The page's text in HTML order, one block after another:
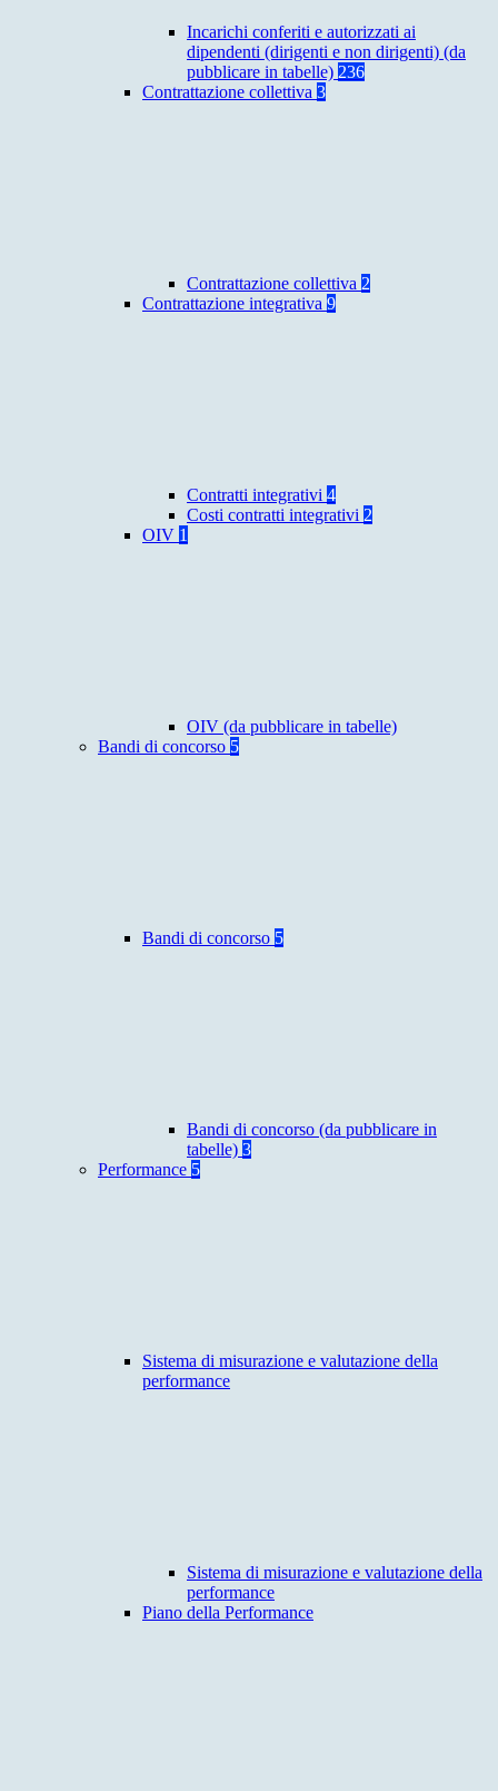
Incarichi conferiti e autorizzati ai
dipendenti (dirigenti e non dirigenti) (da
pubblicare in tabelle) 236
Contrattazione collettiva 3
Contrattazione collettiva 2
Contrattazione integrativa 9
Contratti integrativi 4
Costi contratti integrativi 2
OIV 1
OIV (da pubblicare in tabelle)
Bandi di concorso 5
Bandi di concorso 5
Bandi di concorso (da pubblicare in
tabelle) 3
Performance 5
Sistema di misurazione e valutazione della
performance
Sistema di misurazione e valutazione della
performance
Piano della Performance